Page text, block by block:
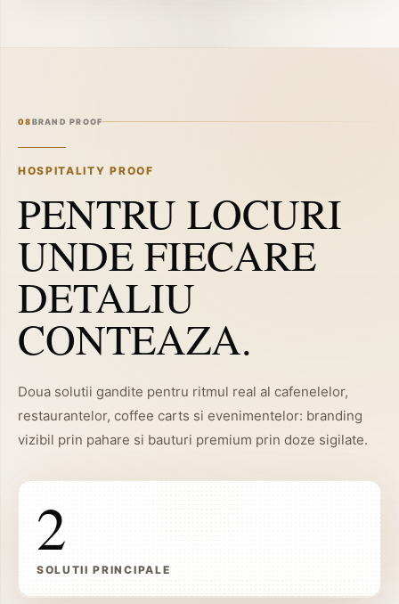
08BRAND PROOF
HOSPITALITY PROOF
PENTRU LOCURI
UNDE FIECARE
DETALIU
CONTEAZA.
Doua solutii gandite pentru ritmul real al cafenelelor,
restaurantelor, coffee carts si evenimentelor: branding
vizibil prin pahare si bauturi premium prin doze sigilate.
2
SOLUTII PRINCIPALE